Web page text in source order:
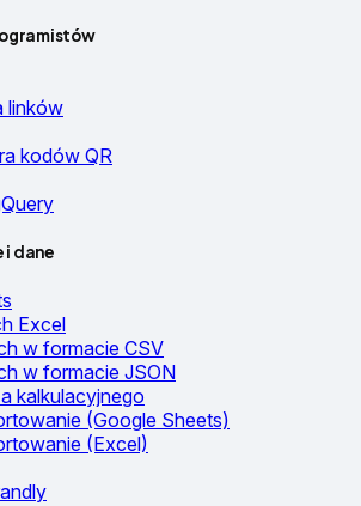
linków
kodów QR
i dane
Excel
w formacie CSV
w formacie JSON
kalkulacyjnego
(Google Sheets)
(Excel)